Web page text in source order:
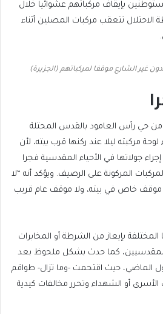
بإيقاف مركباتهم عشوائيا خلال
الاحتلال تتعقب مركبات المصلين أثناء
غير الشارع موقفا لمركباتهم (الجزيرة)
حي رأس العامود بالقدس المحتلة
مركبته ليلا عند ركنها قرب بيته، لأن
جولاتها في الأحياء المقدسية فجرا
المركونة على الرصيف. ويؤكد أنه “لا
موقف خاص في بيته، ولا موقف عام قريب
المختلفة بإيعاز من الشرطة أو المخابرات
المقدسيين، كما حدث بشكل ملحوظ بعد
الماضي، حيث اقتحمت -وما تزال- طواقم
الأسرى أو الشهداء وتحرر مخالفات كيدية